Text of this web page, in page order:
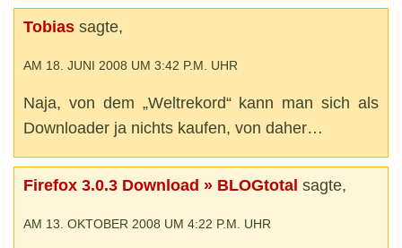
Tobias sagte,
AM 18. JUNI 2008 UM 3:42 P.M. UHR
Naja, von dem „Weltrekord“ kann man sich als
Downloader ja nichts kaufen, von daher…
Firefox 3.0.3 Download » BLOGtotal sagte,
AM 13. OKTOBER 2008 UM 4:22 P.M. UHR